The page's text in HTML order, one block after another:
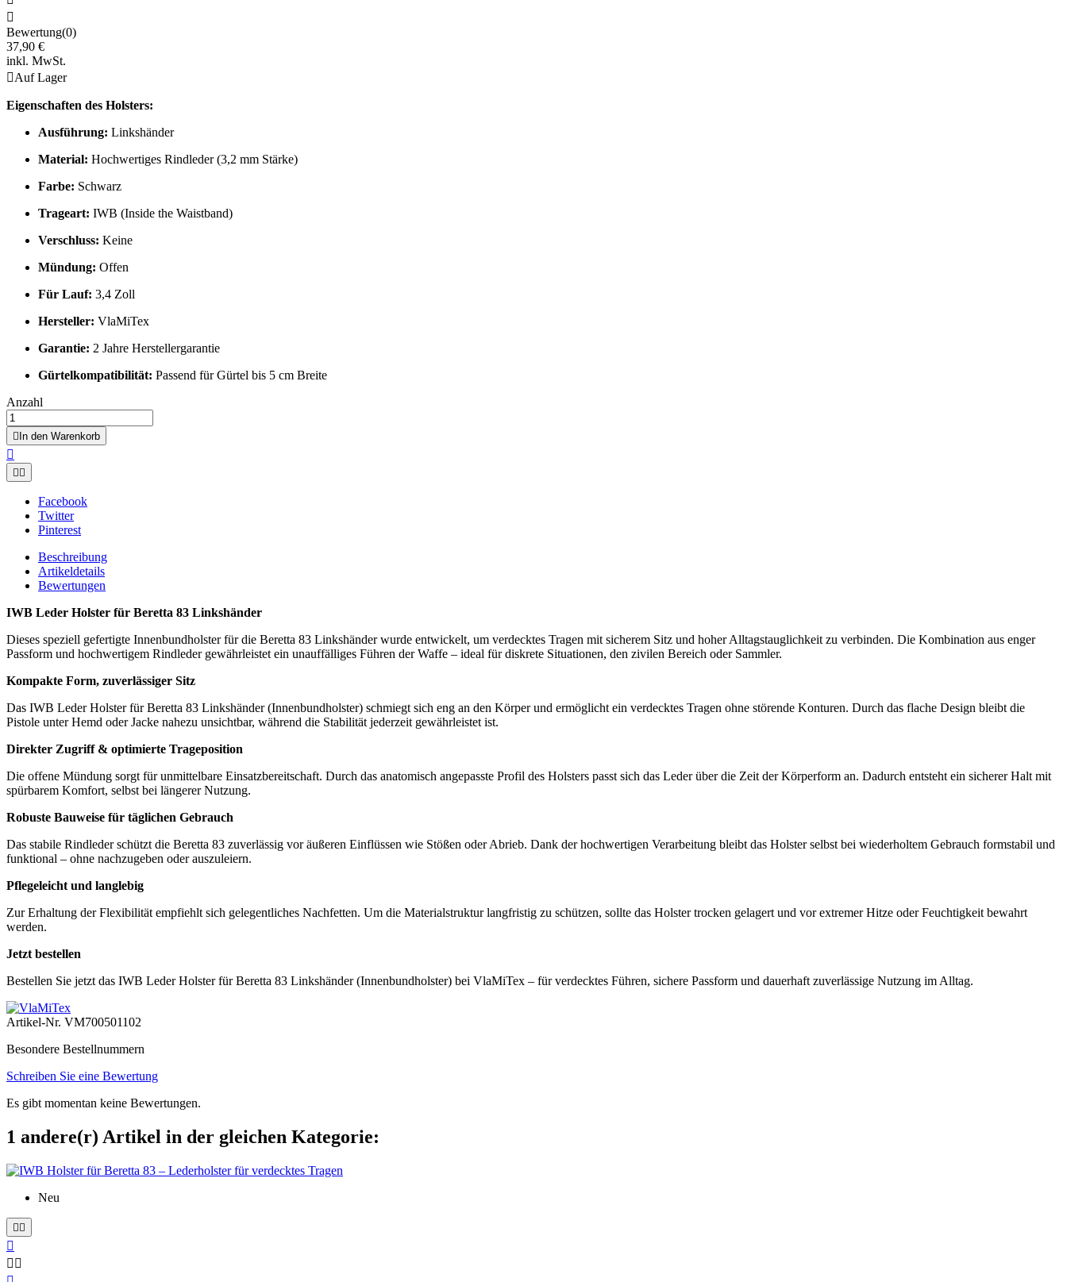

Bewertung(0)
37,90 €
inkl. MwSt.
Auf Lager
Eigenschaften des Holsters:
Ausführung: Linkshänder
Material: Hochwertiges Rindleder (3,2 mm Stärke)
Farbe: Schwarz
Trageart: IWB (Inside the Waistband)
Verschluss: Keine
Mündung: Offen
Für Lauf: 3,4 Zoll
Hersteller: VlaMiTex
Garantie: 2 Jahre Herstellergarantie
Gürtelkompatibilität: Passend für Gürtel bis 5 cm Breite
Anzahl
In den Warenkorb


Facebook
Twitter
Pinterest
Beschreibung
Artikeldetails
Bewertungen
IWB Leder Holster für Beretta 83 Linkshänder
Dieses speziell gefertigte Innenbundholster für die Beretta 83 Linkshänder wurde entwickelt, um verdecktes Tragen mit sicherem Sitz und hoher Alltagstauglichkeit zu verbinden. Die Kombination aus enger
Passform und hochwertigem Rindleder gewährleistet ein unauffälliges Führen der Waffe – ideal für diskrete Situationen, den zivilen Bereich oder Sammler.
Kompakte Form, zuverlässiger Sitz
Das IWB Leder Holster für Beretta 83 Linkshänder (Innenbundholster) schmiegt sich eng an den Körper und ermöglicht ein verdecktes Tragen ohne störende Konturen. Durch das flache Design bleibt die
Pistole unter Hemd oder Jacke nahezu unsichtbar, während die Stabilität jederzeit gewährleistet ist.
Direkter Zugriff & optimierte Trageposition
Die offene Mündung sorgt für unmittelbare Einsatzbereitschaft. Durch das anatomisch angepasste Profil des Holsters passt sich das Leder über die Zeit der Körperform an. Dadurch entsteht ein sicherer Halt mit
spürbarem Komfort, selbst bei längerer Nutzung.
Robuste Bauweise für täglichen Gebrauch
Das stabile Rindleder schützt die Beretta 83 zuverlässig vor äußeren Einflüssen wie Stößen oder Abrieb. Dank der hochwertigen Verarbeitung bleibt das Holster selbst bei wiederholtem Gebrauch formstabil und
funktional – ohne nachzugeben oder auszuleiern.
Pflegeleicht und langlebig
Zur Erhaltung der Flexibilität empfiehlt sich gelegentliches Nachfetten. Um die Materialstruktur langfristig zu schützen, sollte das Holster trocken gelagert und vor extremer Hitze oder Feuchtigkeit bewahrt
werden.
Jetzt bestellen
Bestellen Sie jetzt das IWB Leder Holster für Beretta 83 Linkshänder (Innenbundholster) bei VlaMiTex – für verdecktes Führen, sichere Passform und dauerhaft zuverlässige Nutzung im Alltag.
Artikel-Nr. VM700501102
Besondere Bestellnummern
Schreiben Sie eine Bewertung
Es gibt momentan keine Bewertungen.
1 andere(r) Artikel in der gleichen Kategorie:
Neu


 